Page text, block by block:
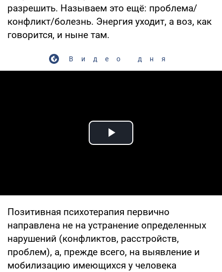
разрешить. Называем это ещё: проблема/
конфликт/болезнь. Энергия уходит, а воз, как
говорится, и ныне там.
Видео дня
Play Video
Позитивная психотерапия первично
направлена не на устранение определенных
нарушений (конфликтов, расстройств,
проблем), а, прежде всего, на выявление и
мобилизацию имеющихся у человека